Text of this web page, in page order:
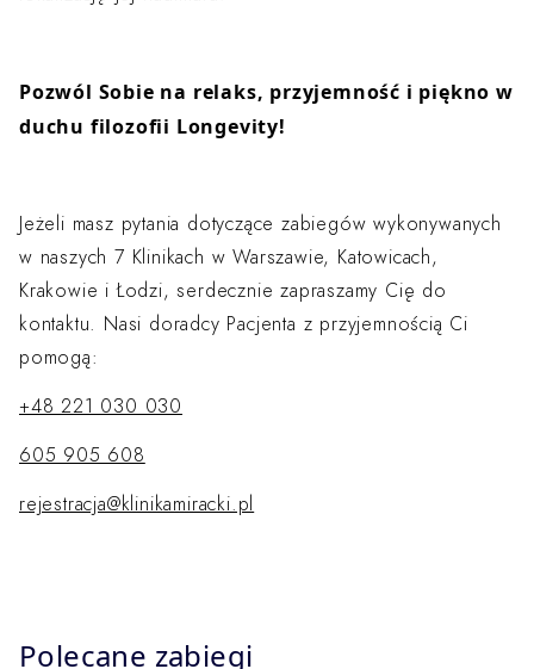
Pozwól Sobie na relaks, przyjemność i piękno w
duchu filozofii Longevity!
Jeżeli masz pytania dotyczące zabiegów wykonywanych
w naszych 7 Klinikach w Warszawie, Katowicach,
Krakowie i Łodzi, serdecznie zapraszamy Cię do
kontaktu. Nasi doradcy Pacjenta z przyjemnością Ci
pomogą:
+48 221 030 030
605 905 608
rejestracja@klinikamiracki.pl
Polecane zabiegi